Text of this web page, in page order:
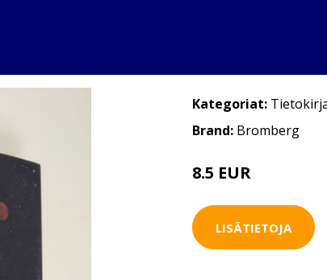
Kategoriat:
Brand: Bromberg
8.5 EUR
LISÄTIETOJA